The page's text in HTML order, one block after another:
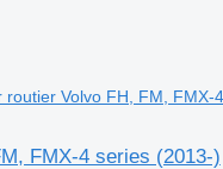
Volvo FH, FM, FMX-
FMX-4 series (2013-)